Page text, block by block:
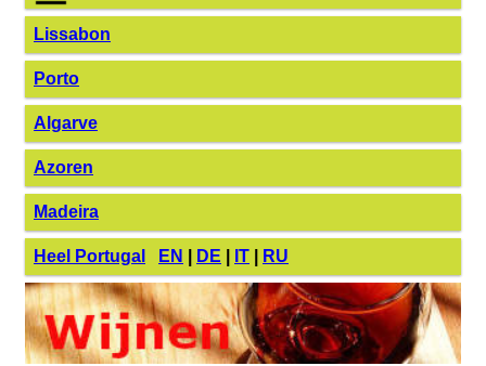
Lissabon
Porto
Algarve
Azoren
Madeira
Heel Portugal EN DE IT RU